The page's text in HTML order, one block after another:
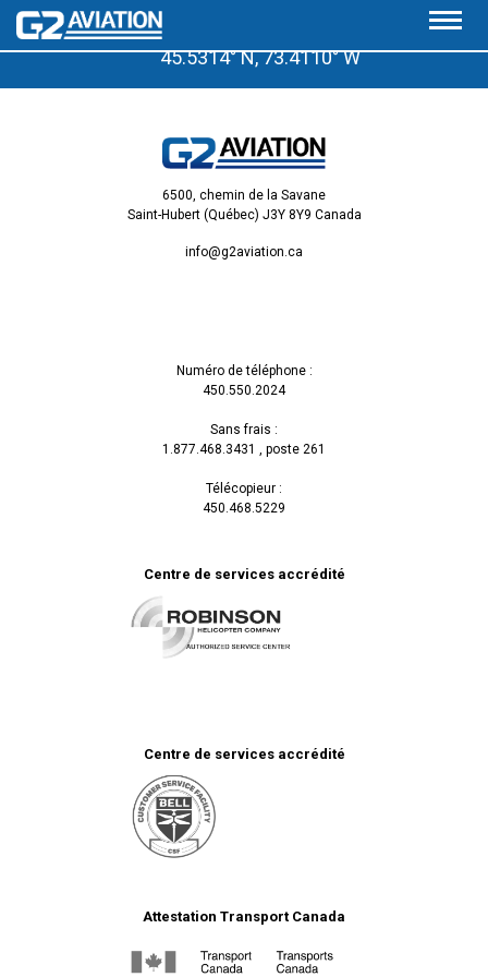
À quelques pas de l’aéroport de Saint-Hubert, Qc.
45.5314° N, 73.4110° W
6500, chemin de la Savane
Saint-Hubert (Québec) J3Y 8Y9 Canada
info@g2aviation.ca
Numéro de téléphone :
450.550.2024
Sans frais :
1.877.468.3431 , poste 261
Télécopieur :
450.468.5229
Centre de services accrédité
Centre de services accrédité
Attestation Transport Canada